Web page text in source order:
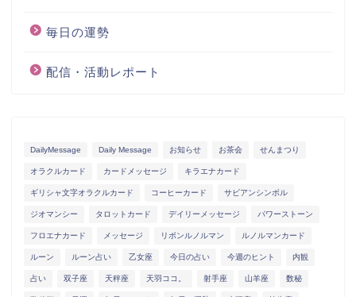
毎日の運勢
配信・活動レポート
DailyMessage Daily Message お知らせ お茶会 せんまつり
オラクルカード カードメッセージ キラエナカード
ギリシャ文字オラクルカード コーヒーカード サビアンシンボル
ジオマンシー タロットカード デイリーメッセージ パワーストーン
フロエナカード メッセージ リボンルノルマン ルノルマンカード
ルーン ルーン占い 乙女座 今日の占い 今週のヒント 内観
占い 双子座 天秤座 天羽ココ。 射手座 山羊座 数秘